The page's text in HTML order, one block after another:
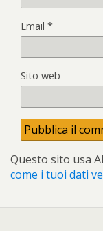
Email *
Sito web
Questo sito usa
come i tuoi dati